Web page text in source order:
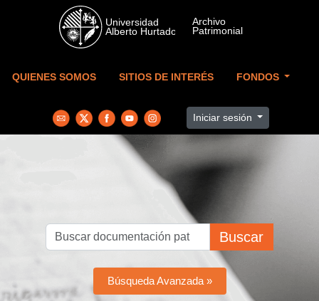
Skip to main content
QUIENES SOMOS SITIOS DE INTERÉS FONDOS
Iniciar sesión
Buscar
Búsqueda Avanzada »